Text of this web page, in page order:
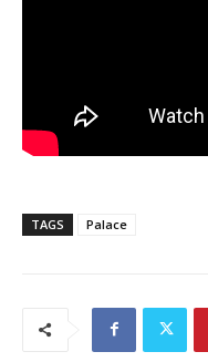
TAGS Palace